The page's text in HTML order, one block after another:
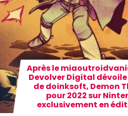
Après le
Devolver Digital
de doinksoft, Demon
pour 2022 sur
exclusivement en